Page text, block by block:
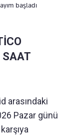
başladı
SAAT
arasındaki
Pazar günü